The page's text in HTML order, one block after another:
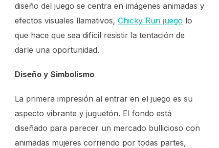
diseño del juego se centra en imágenes animadas y
efectos visuales llamativos, Chicky Run juego lo
que hace que sea difícil resistir la tentación de
darle una oportunidad.
Diseño y Simbolismo
La primera impresión al entrar en el juego es su
aspecto vibrante y juguetón. El fondo está
diseñado para parecer un mercado bullicioso con
animadas mujeres corriendo por todas partes,